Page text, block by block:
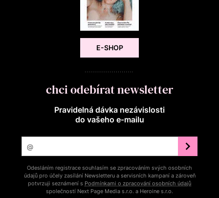
E-SHOP
chci odebírat newsletter
Pravidelná dávka nezávislosti
do vašeho e‑mailu
Odesláním registrace souhlasím se zpracováním svých osobních
údajů pro účely zasílání Newsletteru a servisních kampaní a zároveň
potvrzuji seznámení s Podmínkami o zpracování osobních údajů
společností Next Page Media s.r.o. a Heroine s.r.o.